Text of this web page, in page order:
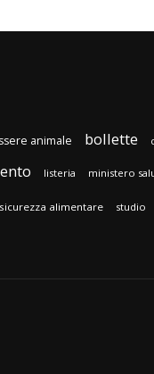
animale bollette
listeria ministero
sicurezza alimentare studio